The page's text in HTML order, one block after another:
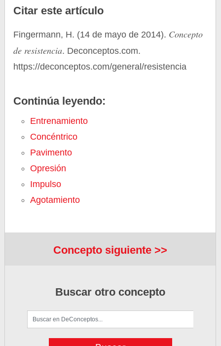
Citar este artículo
Fingermann, H. (14 de mayo de 2014). Concepto
de resistencia. Deconceptos.com.
https://deconceptos.com/general/resistencia
Continúa leyendo:
Entrenamiento
Concéntrico
Pavimento
Opresión
Impulso
Agotamiento
Concepto siguiente >>
Buscar otro concepto